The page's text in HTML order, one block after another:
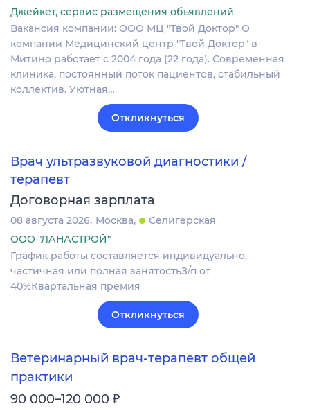
Джейкет, сервис размещения объявлений
Вакансия компании: ООО МЦ "Твой Доктор" О
компании Медицинский центр "Твой Доктор" в
Митино работает с 2004 года (22 года). Современная
клиника, постоянный поток пациентов, стабильный
коллектив. Уютная…
Откликнуться
Врач ультразвуковой диагностики /
терапевт
Договорная зарплата
08 августа 2026 Москва
Селигерская
ООО "ЛАНАСТРОЙ"
График работы составляется индивидуально,
частичная или полная занятостьЗ/п от
40%Квартальная премия
Откликнуться
Ветеринарный врач-терапевт общей
практики
90 000–120 000 ₽